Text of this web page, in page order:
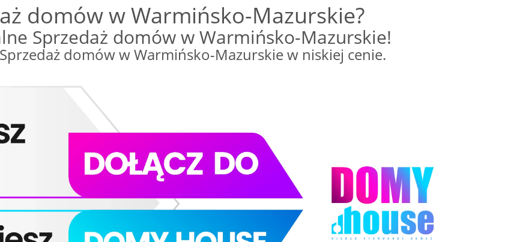
domów w Warmińsko-Mazurskie?
Sprzedaż domów w Warmińsko-Mazurskie!
domów w Warmińsko-Mazurskie w niskiej cenie.